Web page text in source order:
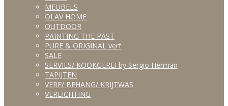
MEUBELS
OLAV HOME
OUTDOOR
PAINTING THE PAST
PURE & ORIGINAL verf
SALE
SERVIES/ KOOKGEREI by Sergio Herman
TAPIJTEN
VERF/ BEHANG/ KRIJTWAS
VERLICHTING